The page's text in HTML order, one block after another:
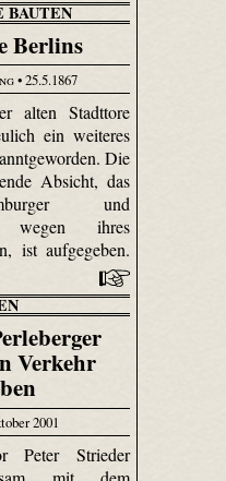
BAUTEN
Berlins
• 25.5.1867
alten Stadttore
ein weiteres
Die
Absicht, das
und
wegen ihres
ist aufgegeben.
Verkehr
2001
Peter Strieder